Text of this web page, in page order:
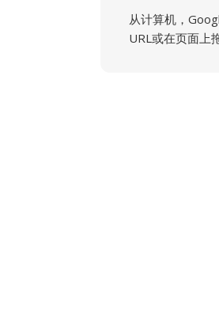
从计算机，
URL或在页面上